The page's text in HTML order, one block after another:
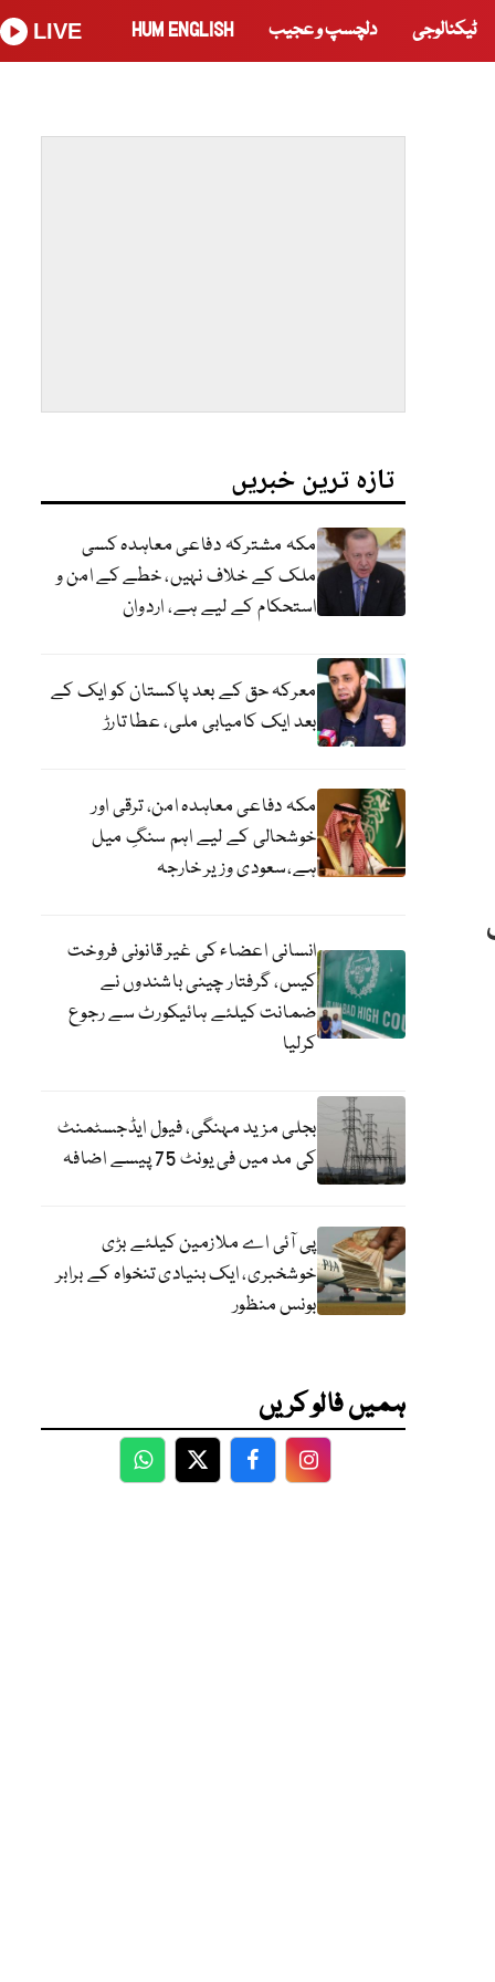
ٹیکنالوجی دلچسپ و عجیب HUM ENGLISH
LIVE
تازہ ترین خبریں
مکہ مشترکہ دفاعی معاہدہ کسی
ملک کے خلاف نہیں، خطے کے امن و
استحکام کے لیے ہے، اردوان
معرکہ حق کے بعد پاکستان کو ایک کے
بعد ایک کامیابی ملی، عطا تارڑ
مکہ دفاعی معاہدہ امن، ترقی اور
خوشحالی کے لیے اہم سنگِ میل
ہے،سعودی وزیر خارجہ
انسانی اعضاء کی غیر قانونی فروخت
کیس، گرفتار چینی باشندوں نے
ضمانت کیلئے ہائیکورٹ سے رجوع
کرلیا
بجلی مزید مہنگی، فیول ایڈجسٹمنٹ
کی مد میں فی یونٹ 75 پیسے اضافہ
پی آئی اے ملازمین کیلئے بڑی
خوشخبری، ایک بنیادی تنخواہ کے برابر
بونس منظور
ہمیں فالو کریں
WhatsApp
TwitterFacebookFacebook